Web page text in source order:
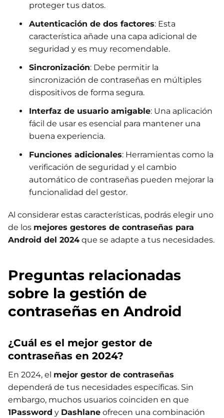
proteger tus datos.
Autenticación de dos factores: Esta
característica añade una capa adicional de
seguridad y es muy recomendable.
Sincronización: Debe permitir la
sincronización de contraseñas en múltiples
dispositivos de forma segura.
Interfaz de usuario amigable: Una aplicación
fácil de usar es esencial para mantener una
buena experiencia.
Funciones adicionales: Herramientas como la
verificación de seguridad y el cambio
automático de contraseñas pueden mejorar la
funcionalidad del gestor.
Al considerar estas características, podrás elegir uno
de los mejores gestores de contraseñas para
Android del 2024 que se adapte a tus necesidades.
Preguntas relacionadas
sobre la gestión de
contraseñas en Android
¿Cuál es el mejor gestor de
contraseñas en 2024?
En 2024, el mejor gestor de contraseñas
dependerá de tus necesidades específicas. Sin
embargo, muchos usuarios coinciden en que
1Password y Dashlane ofrecen una combinación